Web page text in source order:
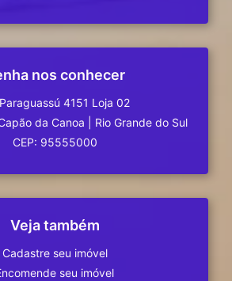
nos conhecer
4151 Loja 02
da Canoa
Rio Grande do Sul
CEP: 95555000
Veja também
Cadastre seu imóvel
seu imóvel